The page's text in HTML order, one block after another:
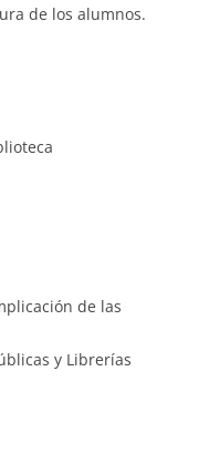
de los alumnos.
de las
y Librerías